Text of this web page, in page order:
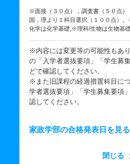
※面接（３０点），調査書（５０点）
国，理より１科目選択（１００点）
化学は化学基礎,※理科/生物は生物基礎
※内容には変更等の可能性もあ
の「入学者選抜要項」「学生募
どで確認してください。
※また旧課程の経過措置科目に
学者選抜要項」「学生募集要項
認してください。
家政学部の合格発表日を見る
閉じる